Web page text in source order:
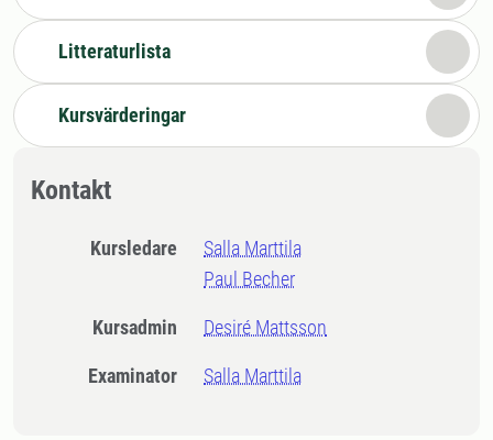
Litteraturlista
Kursvärderingar
Kontakt
Kursledare
Salla Marttila
Paul Becher
Kursadmin Desiré Mattsson
Examinator Salla Marttila